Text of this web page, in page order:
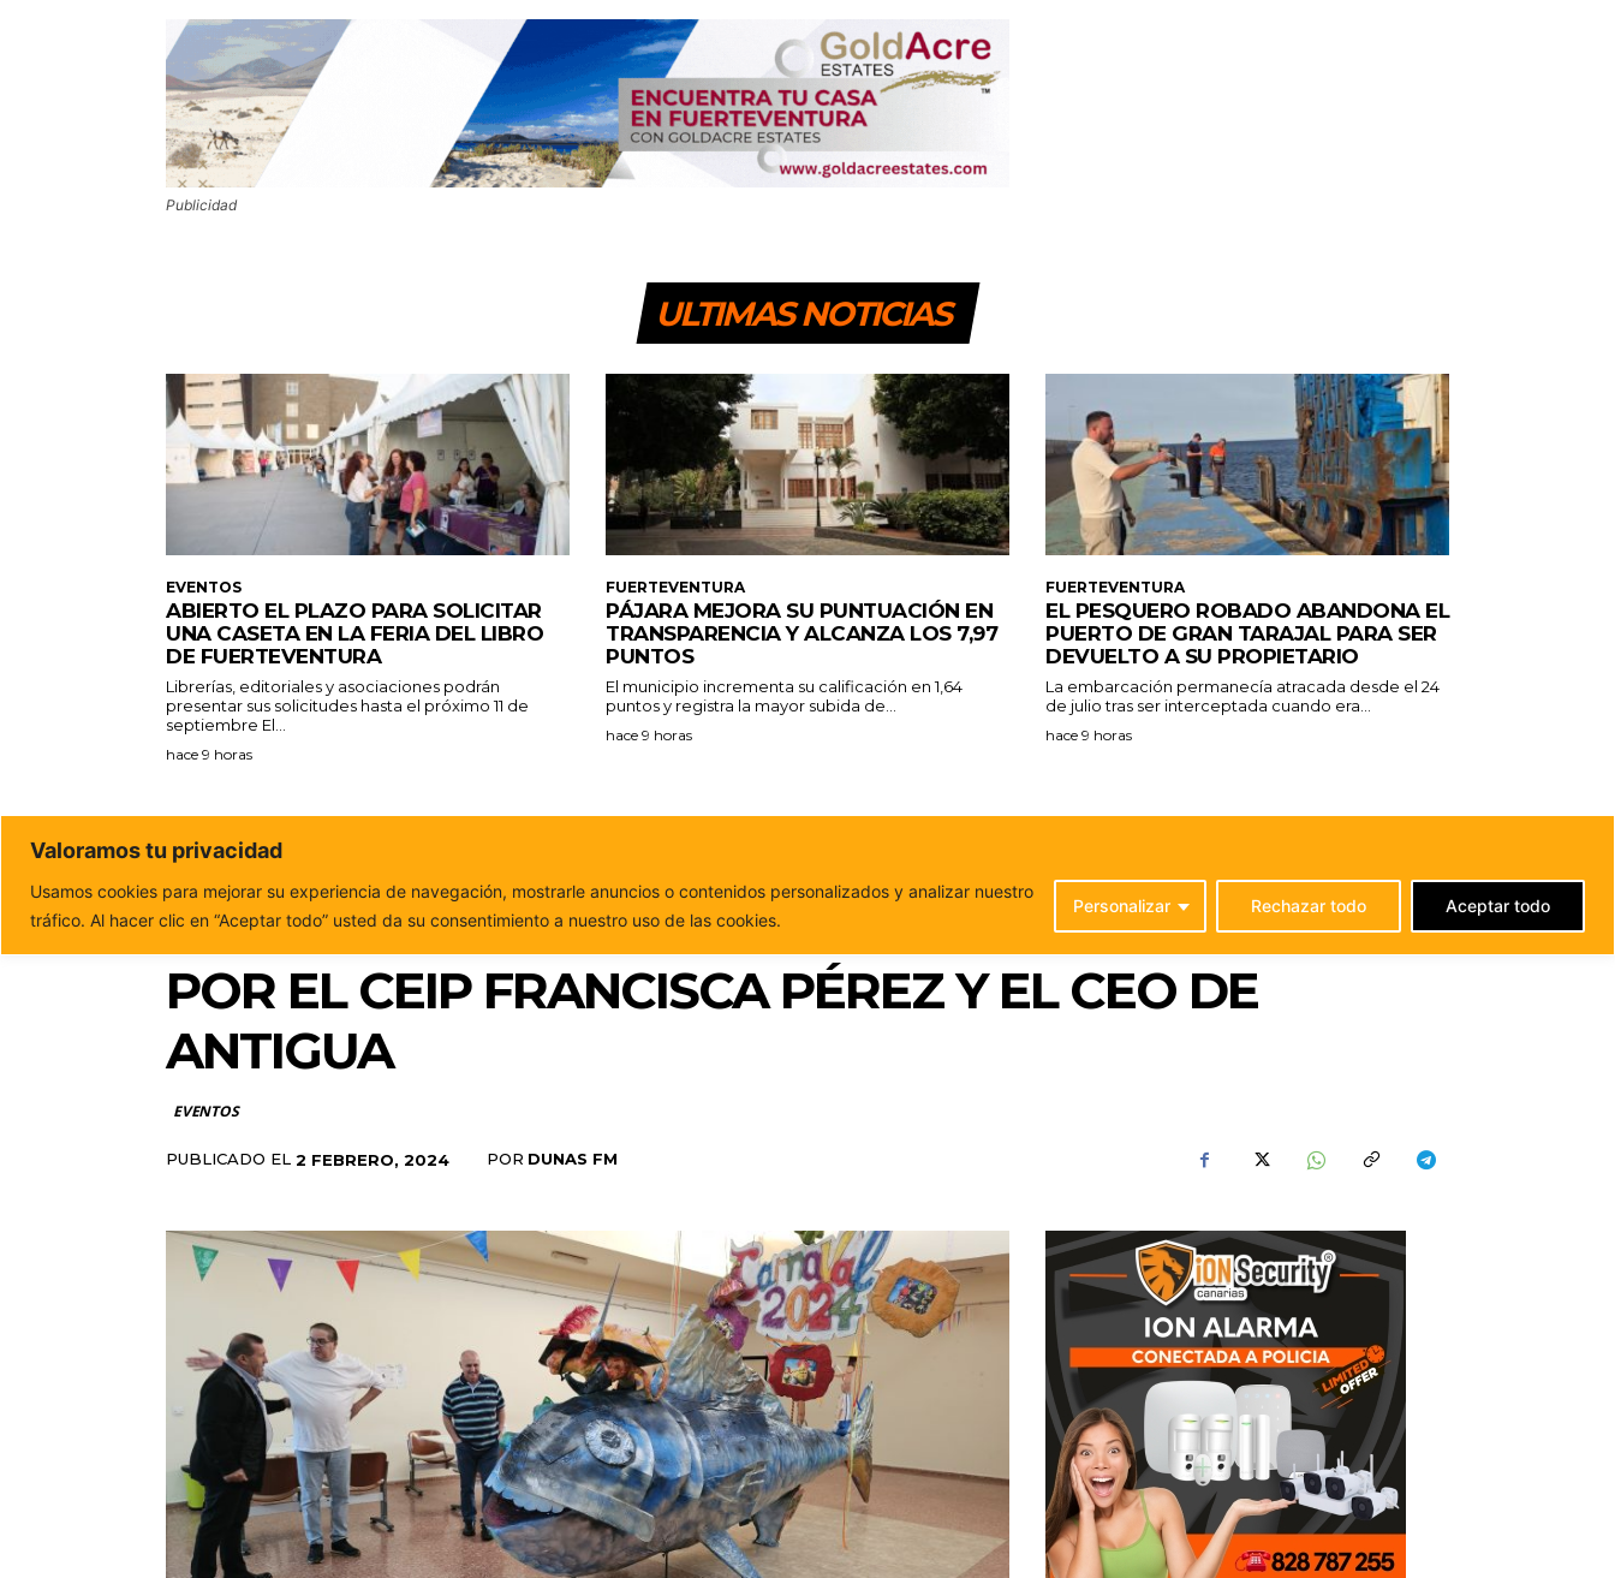
Publicidad
ULTIMAS NOTICIAS
EVENTOS
ABIERTO EL PLAZO PARA SOLICITAR
UNA CASETA EN LA FERIA DEL LIBRO
DE FUERTEVENTURA
Librerías, editoriales y asociaciones podrán
presentar sus solicitudes hasta el próximo 11 de
septiembre El...
hace 9 horas
FUERTEVENTURA
PÁJARA MEJORA SU PUNTUACIÓN EN
TRANSPARENCIA Y ALCANZA LOS 7,97
PUNTOS
El municipio incrementa su calificación en 1,64
puntos y registra la mayor subida de...
hace 9 horas
FUERTEVENTURA
EL PESQUERO ROBADO ABANDONA EL
PUERTO DE GRAN TARAJAL PARA SER
DEVUELTO A SU PROPIETARIO
La embarcación permanecía atracada desde el 24
de julio tras ser interceptada cuando era...
hace 9 horas